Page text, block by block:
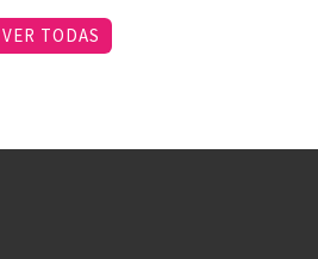
VER TODAS